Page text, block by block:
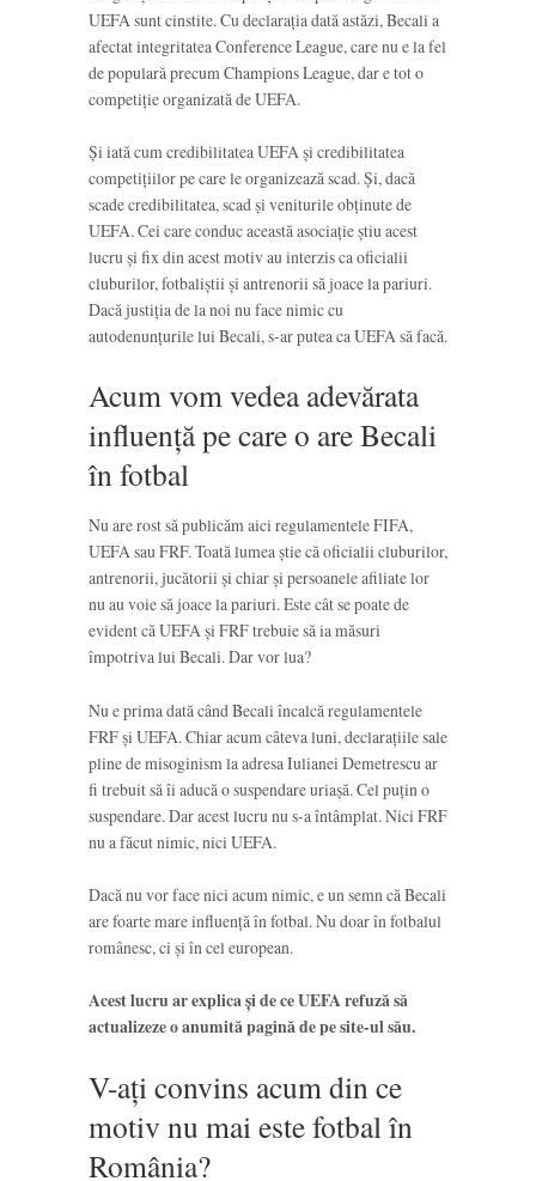
UEFA sunt cinstite. Cu declarația dată astăzi, Becali a
afectat integritatea Conference League, care nu e la fel
de populară precum Champions League, dar e tot o
competiție organizată de UEFA.
Și iată cum credibilitatea UEFA și credibilitatea
competițiilor pe care le organizează scad. Și, dacă
scade credibilitatea, scad și veniturile obținute de
UEFA. Cei care conduc această asociație știu acest
lucru și fix din acest motiv au interzis ca oficialii
cluburilor, fotbaliștii și antrenorii să joace la pariuri.
Dacă justiția de la noi nu face nimic cu
autodenunțurile lui Becali, s-ar putea ca UEFA să facă.
Acum vom vedea adevărata
influență pe care o are Becali
în fotbal
Nu are rost să publicăm aici regulamentele FIFA,
UEFA sau FRF. Toată lumea știe că oficialii cluburilor,
antrenorii, jucătorii și chiar și persoanele afiliate lor
nu au voie să joace la pariuri. Este cât se poate de
evident că UEFA și FRF trebuie să ia măsuri
împotriva lui Becali. Dar vor lua?
Nu e prima dată când Becali încalcă regulamentele
FRF și UEFA. Chiar acum câteva luni, declarațiile sale
pline de misoginism la adresa Iulianei Demetrescu ar
fi trebuit să îi aducă o suspendare uriașă. Cel puțin o
suspendare. Dar acest lucru nu s-a întâmplat. Nici FRF
nu a făcut nimic, nici UEFA.
Dacă nu vor face nici acum nimic, e un semn că Becali
are foarte mare influență în fotbal. Nu doar în fotbalul
românesc, ci și în cel european.
Acest lucru ar explica și de ce UEFA refuză să
actualizeze o anumită pagină de pe site-ul său.
V-ați convins acum din ce
motiv nu mai este fotbal în
România?